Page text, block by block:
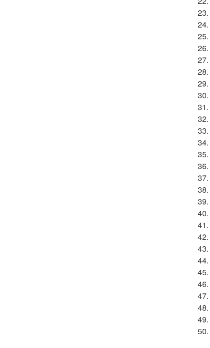
23.
24.
25.
26.
27.
28.
29.
30.
31.
32.
33.
34.
35.
36.
37.
38.
39.
40.
41.
42.
43.
44.
45.
46.
47.
48.
49.
50.